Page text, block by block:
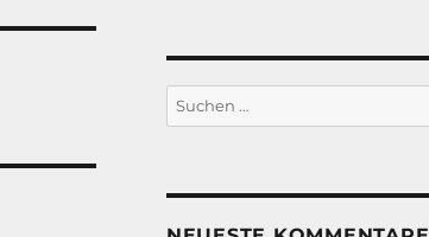
Suchen
nach: